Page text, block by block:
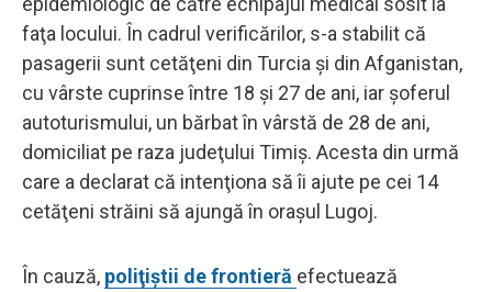
faţa locului. În cadrul verificărilor, s-a stabilit că
pasagerii sunt cetăţeni din Turcia şi din Afganistan,
cu vârste cuprinse între 18 şi 27 de ani, iar şoferul
autoturismului, un bărbat în vârstă de 28 de ani,
domiciliat pe raza judeţului Timiş. Acesta din urmă
care a declarat că intenţiona să îi ajute pe cei 14
cetăţeni străini să ajungă în oraşul Lugoj.
În cauză, poliţiştii de frontieră efectuează